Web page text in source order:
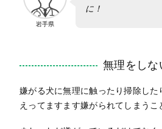
岩手県
に！
無理をしな
嫌がる犬に無理に触ったり掃除し
えってますます嫌がられてしまうこ